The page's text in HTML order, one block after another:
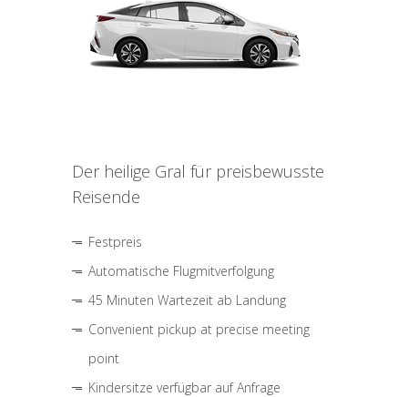
Der heilige Gral für preisbewusste
Reisende
Festpreis
Automatische Flugmitverfolgung
45 Minuten Wartezeit ab Landung
Convenient pickup at precise meeting
point
Kindersitze verfügbar auf Anfrage